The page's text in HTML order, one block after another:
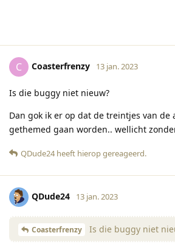
C Coasterfrenzy 13 jan. 2023
Is die buggy niet nieuw?
Dan gok ik er op dat de treintjes van de
gethemed gaan worden.. wellicht
QDude24heeft hierop gereageerd.
QDude24 13 jan. 2023
Coasterfrenzy Is die buggy niet